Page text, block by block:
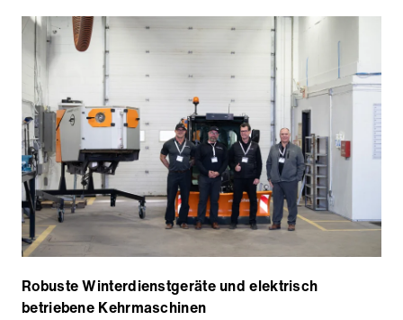
Robuste Winterdienstgeräte und elektrisch
betriebene Kehrmaschinen